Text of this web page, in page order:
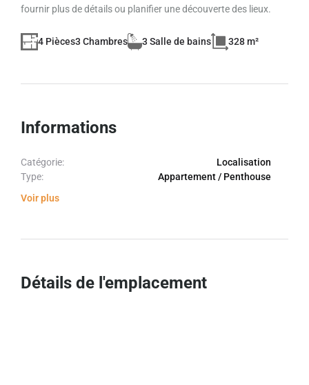
fournir plus de détails ou planifier une découverte des lieux.
4 Pièces3 Chambres 3 Salle de bains 328 m²
Informations
Catégorie:
Localisation
Type:
Appartement / Penthouse
Voir plus
Détails de l'emplacement